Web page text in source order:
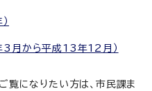
3月から平成13年12月）
になりたい方は、市民課ま